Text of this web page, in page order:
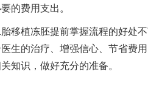
的费用支出。
移植冻胚提前掌握流程的好处
生的治疗、增强信心、节省费
知识，做好充分的准备。